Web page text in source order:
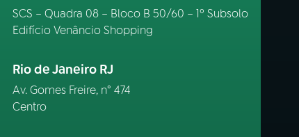
SCS – Quadra 08 – Bloco B 50/60 – 1º Subsolo
Edifício Venâncio Shopping
Rio de Janeiro RJ
Av. Gomes Freire, n° 474
Centro